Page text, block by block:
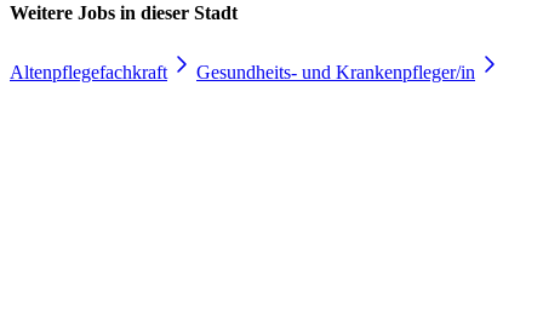
Weitere Jobs in dieser Stadt
Altenpflegefachkraft Gesundheits- und Krankenpfleger/in